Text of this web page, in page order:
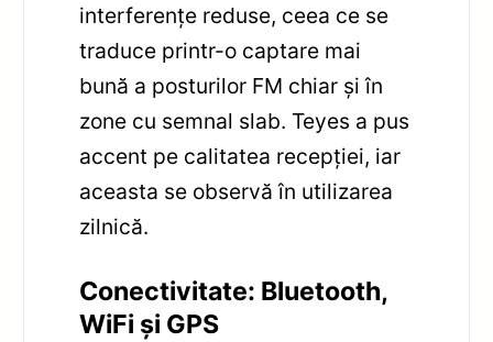
interferențe reduse, ceea ce se
traduce printr-o captare mai
bună a posturilor FM chiar și în
zone cu semnal slab. Teyes a pus
accent pe calitatea recepției, iar
aceasta se observă în utilizarea
zilnică.
Conectivitate: Bluetooth,
WiFi și GPS